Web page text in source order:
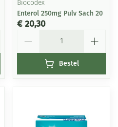
Biocodex
Enterol 250mg Pulv Sach 20
€ 20,30
Bestel